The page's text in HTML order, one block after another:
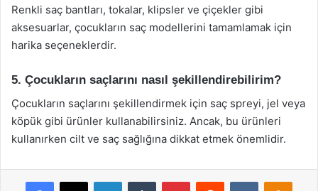
Renkli saç bantları, tokalar, klipsler ve çiçekler gibi
aksesuarlar, çocukların saç modellerini tamamlamak için
harika seçeneklerdir.
5. Çocukların saçlarını nasıl şekillendirebilirim?
Çocukların saçlarını şekillendirmek için saç spreyi, jel veya
köpük gibi ürünler kullanabilirsiniz. Ancak, bu ürünleri
kullanırken cilt ve saç sağlığına dikkat etmek önemlidir.
Facebook
X LinkedInTumblr PinterestReddit VKontakte